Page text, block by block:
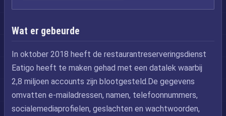
Wat er gebeurde
In oktober 2018 heeft de restaurantreserveringsdienst
Eatigo heeft te maken gehad met een datalek waarbij
2,8 miljoen accounts zijn blootgesteld.De gegevens
omvatten e-mailadressen, namen, telefoonnummers,
socialemediaprofielen, geslachten en wachtwoorden,